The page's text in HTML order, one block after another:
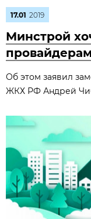
17.01 2019
Минстрой
Об этом заявил
ЖКХ РФ Андрей